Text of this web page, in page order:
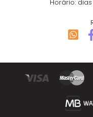
Horário: